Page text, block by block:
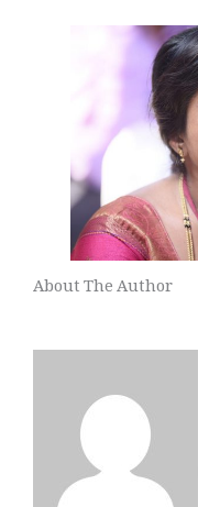
About The Author